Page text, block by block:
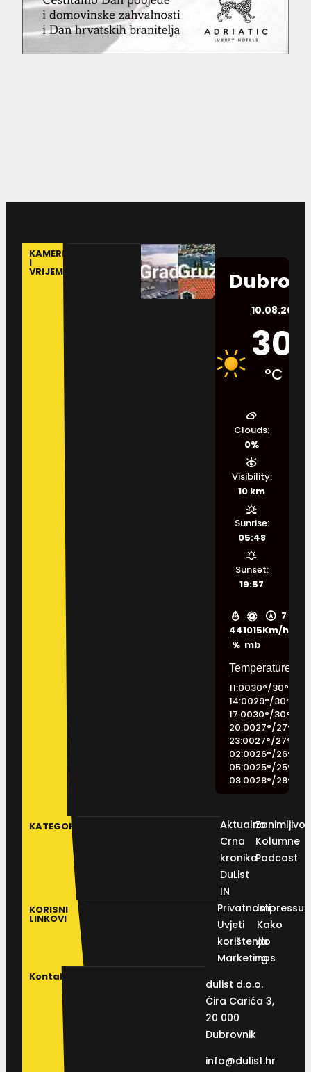
KAMERE
I
VRIJEME
10.08.2026.
30
°C
44
%
1015
mb
7
Km/h
Clouds:
0%
Visibility:
10 km
Sunrise:
05:48
Sunset:
19:57
11:0030°/30°
14:0029°/30°
17:0030°/30°
20:0027°/27°
23:0027°/27°
02:0026°/26°
05:0025°/25°
08:0028°/28°
KATEGORIJE
Aktualno
Crna
kronika
DuList
IN
Kolumne
Podcast
KORISNI
LINKOVI
Privatnosti
Uvjeti
korištenja
Marketing
Kako
do
nas
Kontakt
dulist d.o.o.
Ćira Carića 3,
20 000
Dubrovnik
info@dulist.hr